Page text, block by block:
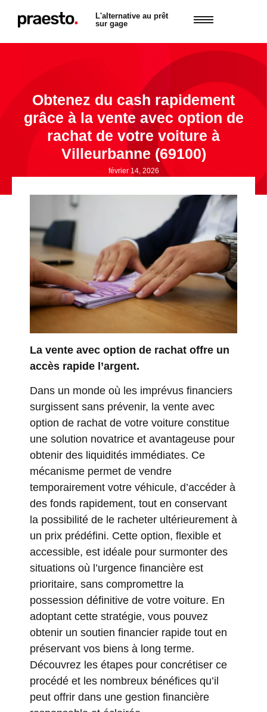
L'alternative au prêt
sur gage
Obtenez du cash rapidement
grâce à la vente avec option de
rachat de votre voiture à
Villeurbanne (69100)
février 14, 2026
La vente avec option de rachat offre un
accès rapide l’argent.
Dans un monde où les imprévus financiers
surgissent sans prévenir, la vente avec
option de rachat de votre voiture constitue
une solution novatrice et avantageuse pour
obtenir des liquidités immédiates. Ce
mécanisme permet de vendre
temporairement votre véhicule, d’accéder à
des fonds rapidement, tout en conservant
la possibilité de le racheter ultérieurement à
un prix prédéfini. Cette option, flexible et
accessible, est idéale pour surmonter des
situations où l’urgence financière est
prioritaire, sans compromettre la
possession définitive de votre voiture. En
adoptant cette stratégie, vous pouvez
obtenir un soutien financier rapide tout en
préservant vos biens à long terme.
Découvrez les étapes pour concrétiser ce
procédé et les nombreux bénéfices qu’il
peut offrir dans une gestion financière